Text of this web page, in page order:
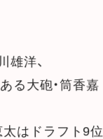
洋、
る大砲・筒香嘉
はドラフト9位